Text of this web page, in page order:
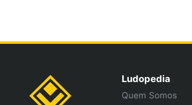
Ludopedia
Quem Somos